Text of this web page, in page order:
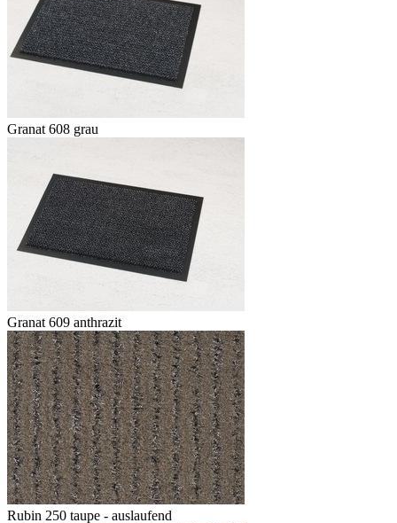
Granat 608 grau
Granat 609 anthrazit
Rubin 250 taupe - auslaufend